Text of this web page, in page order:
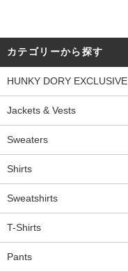
カテゴリーから探す
HUNKY DORY EXCLUSIVE
Jackets & Vests
Sweaters
Shirts
Sweatshirts
T-Shirts
Pants